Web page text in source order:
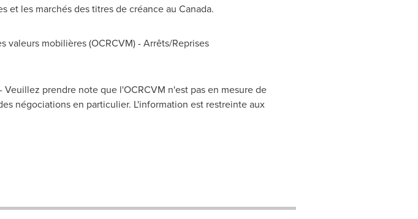
et les marchés des titres de créance au Canada.
mobilières (OCRCVM) - Arrêts/Reprises
prendre note que l'OCRCVM n'est pas en mesure de
négociations en particulier. L'information est restreinte aux